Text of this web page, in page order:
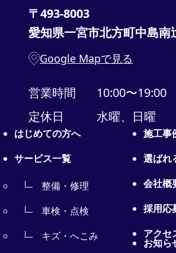
〒493-8003
愛知県一宮市北方町中島南
Google Mapで見る
営業時間
10:00〜19:00
定休日
水曜、日曜
はじめての方へ
サービス一覧
整備・修理
車検・点検
キズ・へこみ
施工事
選ばれ
会社概
採用応
アクセ
お知ら